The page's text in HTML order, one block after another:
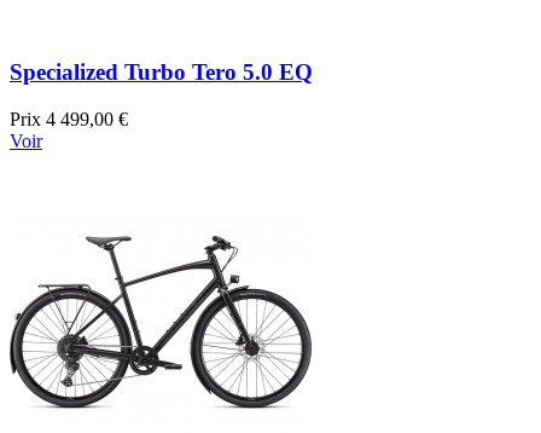
Specialized Turbo Tero 5.0 EQ
Prix 4 499,00 €
Voir